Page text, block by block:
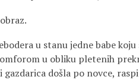
u stanu jedne babe
u obliku pletenih
došla po novce,